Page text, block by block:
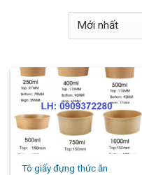
Tô giấy đựng thức ăn